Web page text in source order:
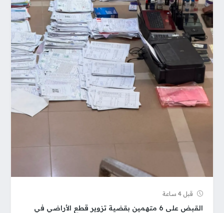
قبل 4 ساعة
القبض على 6 متهمين بقضية تزوير قطع الأراضي في